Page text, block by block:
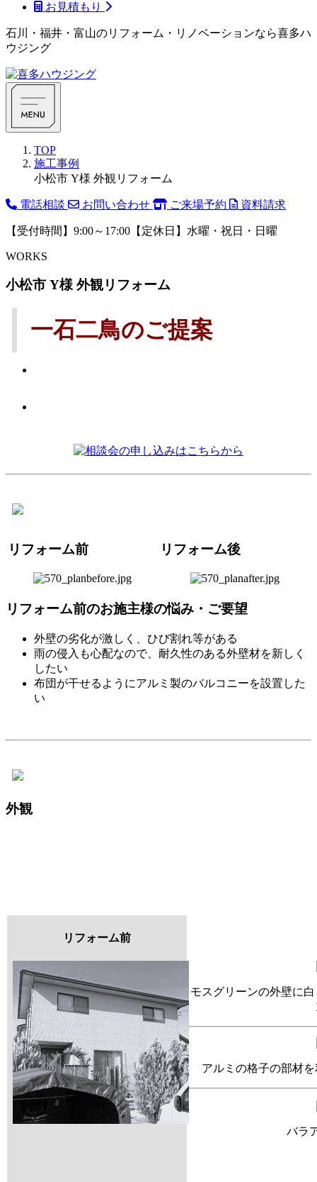
お見積もり
石川・福井・富山のリフォーム・リノベーションなら喜多ハ
ウジング
TOP
施工事例
小松市 Y様 外観リフォーム
電話相談 お問い合わせ ご来場予約 資料請求
【受付時間】9:00～17:00【定休日】水曜・祝日・日曜
WORKS
小松市 Y様 外観リフォーム
一石二鳥のご提案
リフォーム前 リフォーム後
リフォーム前のお施主様の悩み・ご要望
外壁の劣化が激しく、ひび割れ等がある
雨の侵入も心配なので、耐久性のある外壁材を新しく
したい
布団が干せるようにアルミ製のバルコニーを設置した
い
外観
リフォーム前
モスグリーンの外壁に
アルミの格子の部材
バラ